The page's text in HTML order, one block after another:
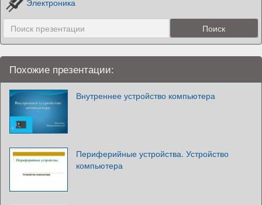
Похожие презентации:
Внутреннее устройство компьютера
Периферийные устройства. Устройство
компьютера